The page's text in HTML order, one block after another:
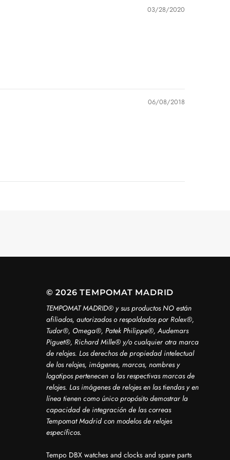
03/28/2020
06/08/2018
© 2026 TEMPOMAT MADRID
TEMPOMAT MADRID®️ y sus productos NO están
afiliados, autorizados o respaldados por Rolex®️,
Tudor®️, Omega®️, Patek Philippe®️, Audemars
Piguet®️, Richard Mille®️ y/o cualquier otra marca
de relojes. Los derechos de propiedad intelectual
de los relojes, imágenes, marcas, nombres y
logotipos pertenecen a las respectivas marcas de
relojes. Las imágenes de relojes en las tiendas y en
línea tienen como único propósito demostrar la
capacidad de integración de las correas
Tempomat Madrid con modelos de relojes
específicos.
Tempo DBX watches and clocks and spare parts